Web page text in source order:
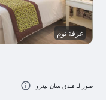
غرفة نوم
صور لـ فندق سان بيترو